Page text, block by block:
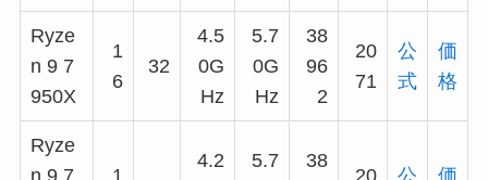
Ryze
n 9 7
950X
1
6
32
4.5
0G
Hz
5.7
0G
Hz
38
96
2
20
71
公
式
価
格
Ryze
4.2
5.7
38